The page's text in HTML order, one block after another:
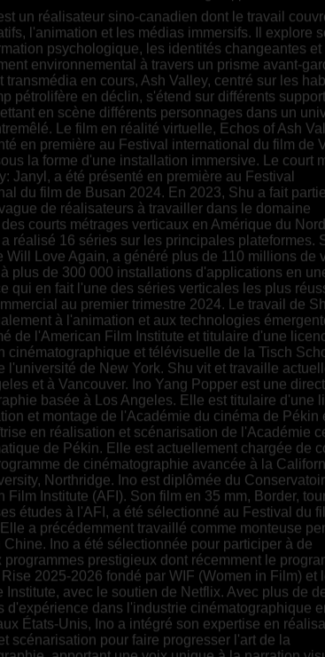
un réalisateur sino-canadien dont le travail
l'animation et les médias immersifs. Il explore
psychologique, les identités changeantes et
environnemental à travers un prisme avant-
transmédia en cours, Ash Valley, centré sur les
pétrolifère en déclin, s'étend sur différents
en scène différents personnages dans un
Le film en réalité virtuelle, Echos of Ash
en première au Festival international du film de
la forme d'une installation immersive. Le court
Janyl, a été présenté en première au Festival
du film de Busan 2024. En 2023, Shu a fait partie
de réalisateurs à travailler dans le domaine
courts métrages verticaux en Amérique du Nord.
réalisé 16 séries sur les principales plateformes.
Will Love Again, a généré plus de 110 millions de
plus de 300 000 installations d'applications en
qui en fait l'une des séries verticales les plus
au premier trimestre 2024. Le travail de
à l'animation et aux technologies
de l'American Film Institute et titulaire d'une
cinématographique et télévisuelle de la Tisch
l'université de New York. Shu vit et travaille
et à Vancouver. Ino Yang Popper est une
basée à Los Angeles. Elle est titulaire d'une
et montage de l'Académie du cinéma de Pékin
en réalisation et scénarisation de l'Académie
de Pékin. Elle est actuellement chargée de
de cinématographie avancée à la
Northridge. Ino est diplômée du
Film Institute (AFI). Son film en 35 mm, Border,
études à l'AFI, a été sélectionné au Festival du
a précédemment travaillé comme monteuse
Chine. Ino a été sélectionnée pour participer à de
programmes prestigieux dont récemment le
2025-2026 fondé par WIF (Women in Film) et
Institute, avec le soutien de Netflix. Avec plus de
d'expérience dans l'industrie cinématographique
États-Unis, Ino a intégré son expertise en
scénarisation pour faire progresser l'art de la
apportant une voix unique à la narration